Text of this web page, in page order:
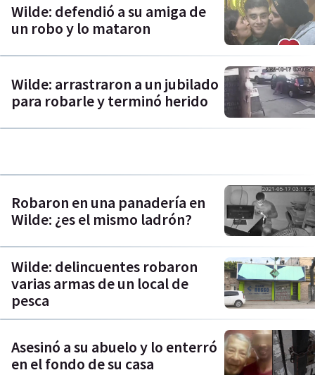
Wilde: defendió a su amiga de
un robo y lo mataron
Wilde: arrastraron a un jubilado
para robarle y terminó herido
Robaron en una panadería en
Wilde: ¿es el mismo ladrón?
Wilde: delincuentes robaron
varias armas de un local de
pesca
Asesinó a su abuelo y lo enterró
en el fondo de su casa